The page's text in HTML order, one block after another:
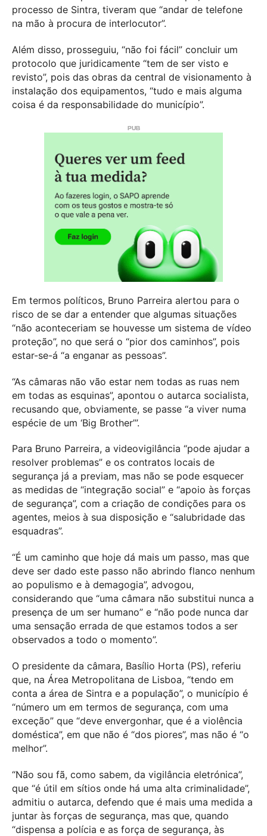
processo de Sintra, tiveram que “andar de telefone
na mão à procura de interlocutor”.
Além disso, prosseguiu, “não foi fácil” concluir um
protocolo que juridicamente “tem de ser visto e
revisto”, pois das obras da central de visionamento à
instalação dos equipamentos, “tudo e mais alguma
coisa é da responsabilidade do município”.
Em termos políticos, Bruno Parreira alertou para o
risco de se dar a entender que algumas situações
“não aconteceriam se houvesse um sistema de vídeo
proteção”, no que será o “pior dos caminhos”, pois
estar-se-á “a enganar as pessoas”.
“As câmaras não vão estar nem todas as ruas nem
em todas as esquinas”, apontou o autarca socialista,
recusando que, obviamente, se passe “a viver numa
espécie de um ‘Big Brother’”.
Para Bruno Parreira, a videovigilância “pode ajudar a
resolver problemas” e os contratos locais de
segurança já a previam, mas não se pode esquecer
as medidas de “integração social” e “apoio às forças
de segurança”, com a criação de condições para os
agentes, meios à sua disposição e “salubridade das
esquadras”.
“É um caminho que hoje dá mais um passo, mas que
deve ser dado este passo não abrindo flanco nenhum
ao populismo e à demagogia”, advogou,
considerando que “uma câmara não substitui nunca a
presença de um ser humano” e “não pode nunca dar
uma sensação errada de que estamos todos a ser
observados a todo o momento”.
O presidente da câmara, Basílio Horta (PS), referiu
que, na Área Metropolitana de Lisboa, “tendo em
conta a área de Sintra e a população”, o município é
“número um em termos de segurança, com uma
exceção” que “deve envergonhar, que é a violência
doméstica”, em que não é “dos piores”, mas não é “o
melhor”.
“Não sou fã, como sabem, da vigilância eletrónica”,
que “é útil em sítios onde há uma alta criminalidade”,
admitiu o autarca, defendo que é mais uma medida a
juntar às forças de segurança, mas que, quando
“dispensa a polícia e as força de segurança, às